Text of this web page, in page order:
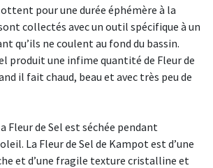
pour une durée éphémère à la
collectés avec un outil spécifique à un
qu’ils ne coulent au fond du bassin.
produit une infime quantité de Fleur de
il fait chaud, beau et avec très peu de
Fleur de Sel est séchée pendant
La Fleur de Sel de Kampot est d’une
et d’une fragile texture cristalline et